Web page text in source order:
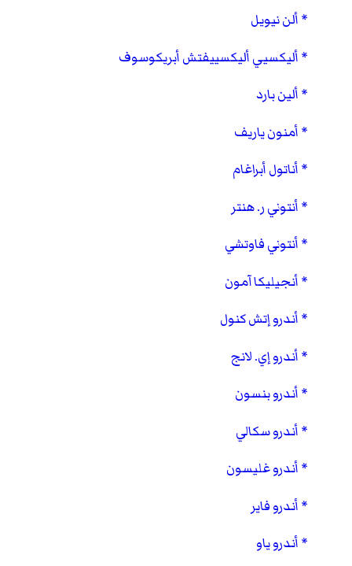
ألن نيويل
أليكسيي أليكسييفتش أبريكوسوف
ألين بارد
أمنون ياريف
أناتول أبراغام
أنتوني ر. هنتر
أنتوني فاوتشي
أنجيليكا آمون
أندرو إتش كنول
أندرو إي. لانج
أندرو بنسون
أندرو سكالي
أندرو غليسون
أندرو فاير
أندرو ياو